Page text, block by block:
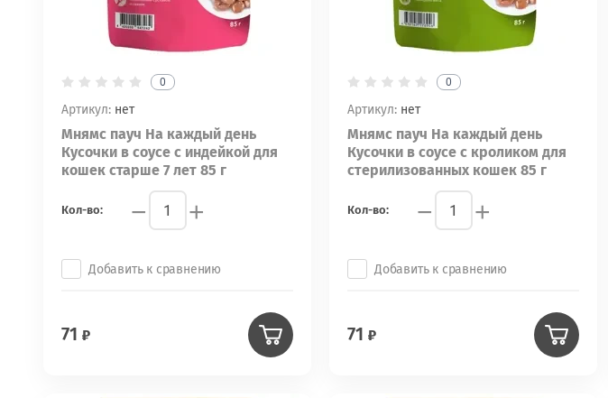
0
Артикул: нет
Мнямс пауч На каждый день
Кусочки в соусе с индейкой для
кошек старше 7 лет 85 г
Кол-во: − +
Добавить к сравнению
71
0
Артикул: нет
Мнямс пауч На каждый день
Кусочки в соусе с кроликом для
стерилизованных кошек 85 г
Кол-во: − +
Добавить к сравнению
71